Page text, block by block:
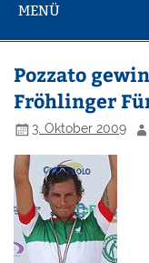
MENÜ
Pozzato
Fröhlinger
3. Oktober 2009